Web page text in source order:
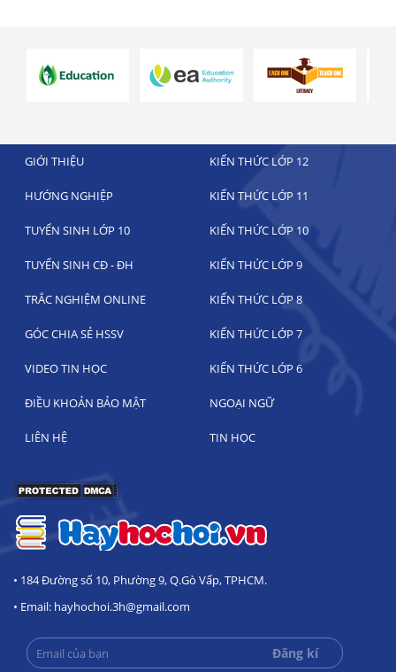
GIỚI THIỆU KIẾN THỨC LỚP 12
HƯỚNG NGHIỆP KIẾN THỨC LỚP 11
TUYỂN SINH LỚP 10 KIẾN THỨC LỚP 10
TUYỂN SINH CĐ - ĐH KIẾN THỨC LỚP 9
TRẮC NGHIỆM ONLINE KIẾN THỨC LỚP 8
GÓC CHIA SẺ HSSV KIẾN THỨC LỚP 7
VIDEO TIN HỌC KIẾN THỨC LỚP 6
ĐIỀU KHOẢN BẢO MẬT NGOẠI NGỮ
LIÊN HỆ TIN HỌC
• 184 Đường số 10, Phường 9, Q.Gò Vấp, TPHCM.
• Email: hayhochoi.3h@gmail.com